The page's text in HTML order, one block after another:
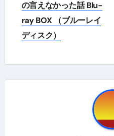
稿
ナ
ビ
ゲ
の言えなかった話 Blu-
ray BOX （ブルーレイ
ディスク）